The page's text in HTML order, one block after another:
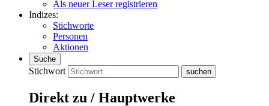
Als neuer Leser registrieren
Indizes:
Stichworte
Personen
Aktionen
Suche
Stichwort
Direkt zu / Hauptwerke